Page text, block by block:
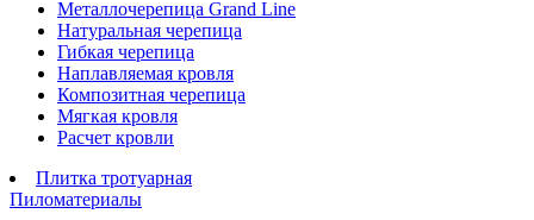
Металлочерепица Grand Line
Натуральная черепица
Гибкая черепица
Наплавляемая кровля
Композитная черепица
Мягкая кровля
Расчет кровли
Плитка тротуарная
Пиломатериалы